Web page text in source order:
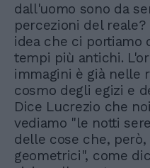
dall'uomo sono da
percezioni del
idea che ci portiamo
tempi più antichi.
immagini è già nelle
cosmo degli egizi e
Dice Lucrezio che
vediamo "le notti
delle cose che,
geometrici", come